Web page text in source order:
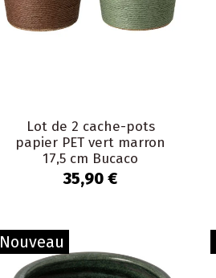
Lot de 2 cache-pots
papier PET vert marron
17,5 cm Bucaco
35,90 €
Nouveau